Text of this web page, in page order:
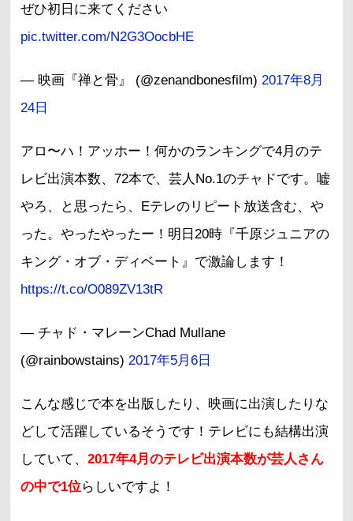
ぜひ初日に来てください
pic.twitter.com/N2G3OocbHE
— 映画『禅と骨』 (@zenandbonesfilm) 2017年8月
24日
アロ〜ハ！アッホー！何かのランキングで4月のテ
レビ出演本数、72本で、芸人No.1のチャドです。嘘
やろ、と思ったら、Eテレのリピート放送含む、や
った。やったやったー！明日20時『千原ジュニアの
キング・オブ・ディベート』で激論します！
https://t.co/O089ZV13tR
— チャド・マレーンChad Mullane
(@rainbowstains) 2017年5月6日
こんな感じで本を出版したり、映画に出演したりな
どして活躍しているそうです！テレビにも結構出演
していて、 2017年4月のテレビ出演本数が芸人さん
の中で1位らしいですよ！